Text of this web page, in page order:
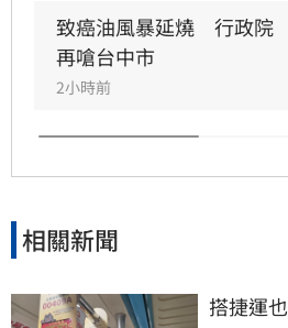
演變為政治議題，並解釋當
準」是基於營養標示的務實
正）
致癌油風暴延燒　行政院
再嗆台中市
2小時前
相關新聞
搭捷運